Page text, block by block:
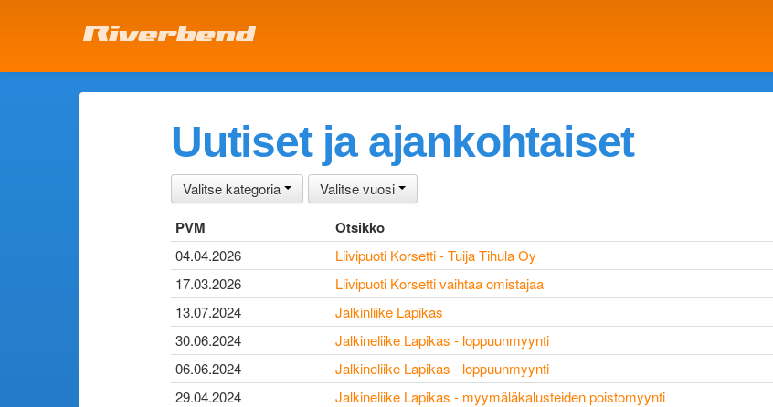
Uutiset ja ajankohtaiset
Valitse kategoria Valitse vuosi
PVM Otsikko
04.04.2026
Liivipuoti Korsetti - Tuija Tihula Oy
17.03.2026
Liivipuoti Korsetti vaihtaa omistajaa
13.07.2024
Jalkinliike Lapikas
30.06.2024
Jalkineliike Lapikas - loppuunmyynti
06.06.2024
Jalkineliike Lapikas - loppuunmyynti
29.04.2024
Jalkineliike Lapikas - myymäläkalusteiden poistomyynti